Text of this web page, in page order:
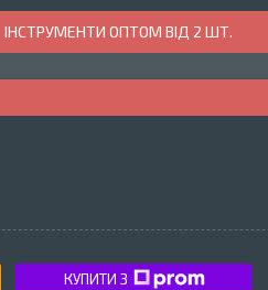
ІНСТРУМЕНТИ ОПТОМ ВІД 2 ШТ.
КУПИТИ З